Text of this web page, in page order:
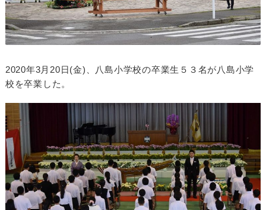
2020年3月20日(金)、八島小学校の卒業生５３名が八島小学
校を卒業した。